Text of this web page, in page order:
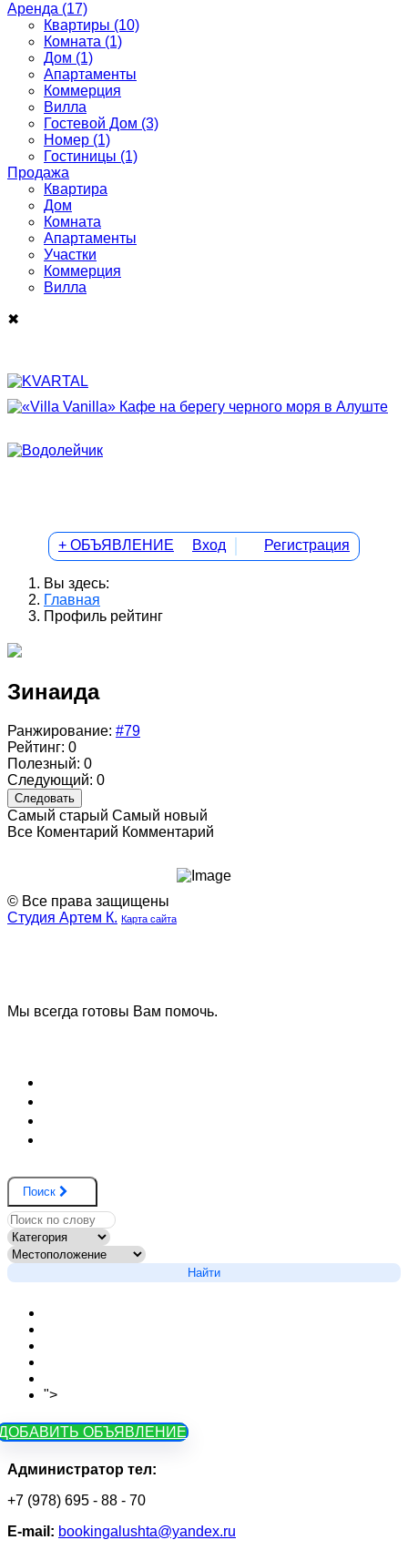
Аренда (17)
Квартиры (10)
Комната (1)
Дом (1)
Апартаменты
Коммерция
Вилла
Гостевой Дом (3)
Номер (1)
Гостиницы (1)
Продажа
Квартира
Дом
Комнатa
Апартаменты
Участки
Коммерция
Виллa
✖
+ ОБЪЯВЛЕНИЕ Вход Регистрация
Вы здесь:
Главная
Профиль рейтинг
Зинаида
Ранжирование: #79
Рейтинг: 0
Полезный: 0
Следующий: 0
Следовать
Самый старый Самый новый
Все Коментарий Комментарий
© Все права защищены
Студия Артем К. Карта сайта
Мы всегда готовы Вам помочь.
Поиск
Найти
">
ОБЪЯВЛЕНИЕ
Администратор тел:
+7 (978) 695 - 88 - 70
Е-mail: bookingalushta@yandex.ru